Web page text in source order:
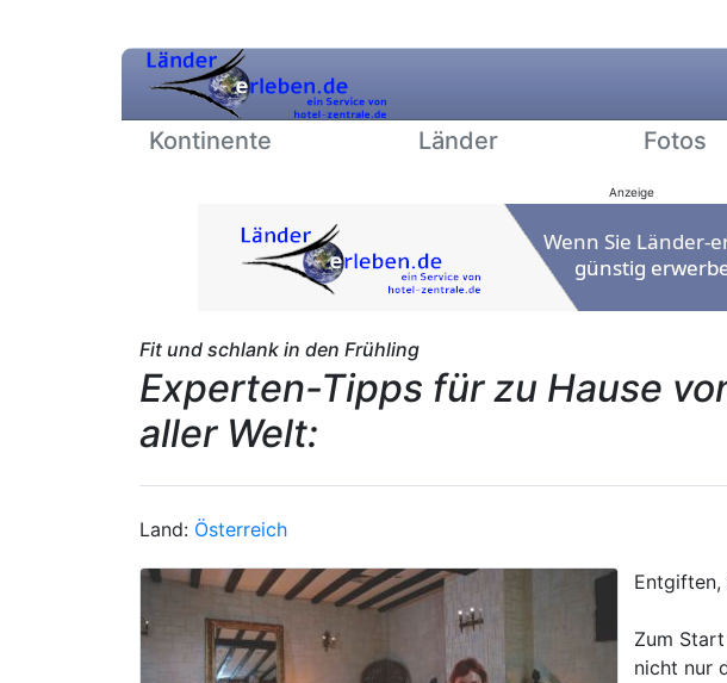
Kontinente Länder Fotos
Anzeige
Fit und schlank in den Frühling
Experten-Tipps für zu Hause
aller Welt:
Land: Österreich
Entgiften,
Zum
nicht nur